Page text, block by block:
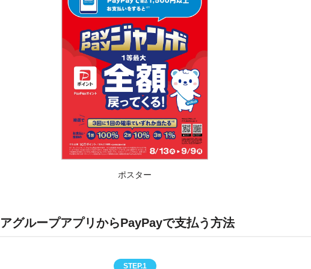
ポスター
グループアプリからPayPayで支払う方法
STEP.1